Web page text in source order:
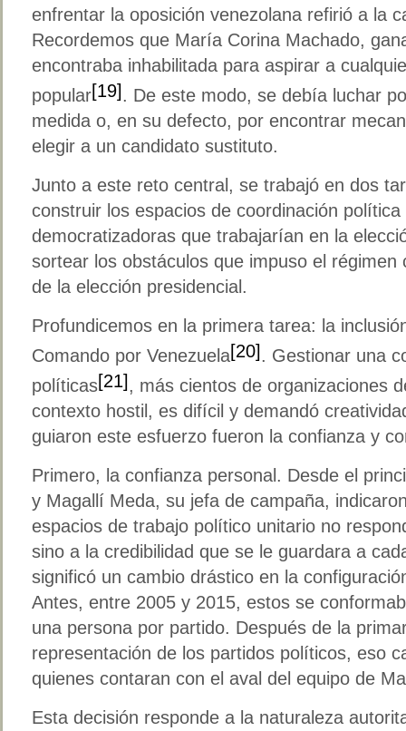
enfrentar la oposición venezolana refirió a la
Recordemos que María Corina Machado,
encontraba inhabilitada para aspirar a
popular[19]. De este modo, se debía luchar
medida o, en su defecto, por encontrar
elegir a un candidato sustituto.
Junto a este reto central, se trabajó en dos
construir los espacios de coordinación
democratizadoras que trabajarían en la
sortear los obstáculos que impuso el
de la elección presidencial.
Profundicemos en la primera tarea: la
Comando por Venezuela[20]. Gestionar una
políticas[21], más cientos de organizaciones
contexto hostil, es difícil y demandó
guiaron este esfuerzo fueron la confianza y
Primero, la confianza personal. Desde el
y Magallí Meda, su jefa de campaña,
espacios de trabajo político unitario no
sino a la credibilidad que se le guardara a
significó un cambio drástico en la
Antes, entre 2005 y 2015, estos se
una persona por partido. Después de la
representación de los partidos políticos, eso
quienes contaran con el aval del equipo de
Esta decisión responde a la naturaleza